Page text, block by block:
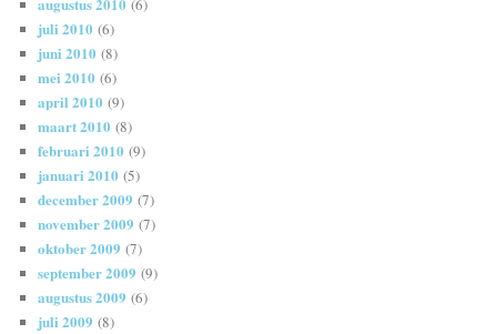
(6)
juli 2010 (6)
juni 2010 (8)
mei 2010 (6)
april 2010 (9)
maart 2010 (8)
februari 2010 (9)
januari 2010 (5)
december 2009 (7)
november 2009 (7)
oktober 2009 (7)
september 2009 (9)
augustus 2009 (6)
juli 2009 (8)